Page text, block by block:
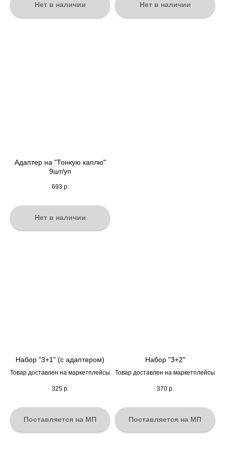
Нет в наличии Нет в наличии
Адаптер на "Тонкую каплю"
9шт/уп
693 р.
Нет в наличии
Набор "3+1" (с адаптером)
Товар доставлен на маркетплейсы
325 р.
Поставляется на МП
Набор "3+2"
Товар доставлен на маркетплейсы
370 р.
Поставляется на МП